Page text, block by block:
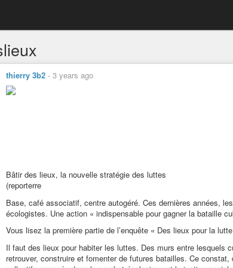
thierry 3b2 - 3 years ago
Bâtir des lieux, la nouvelle stratégie des luttes
(reporterre
Base, café associatif, centre autogéré. Ces dernières années,
écologistes. Une action « indispensable pour gagner la bataille
Vous lisez la première partie de l’enquête « Des lieux pour la
Il faut des lieux pour habiter les luttes. Des murs entre lesquels
retrouver, construire et fomenter de futures batailles. Ce